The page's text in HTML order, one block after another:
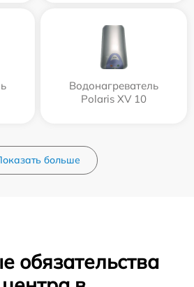
Водонагреватель
Polaris XV 10
больше
обязательства